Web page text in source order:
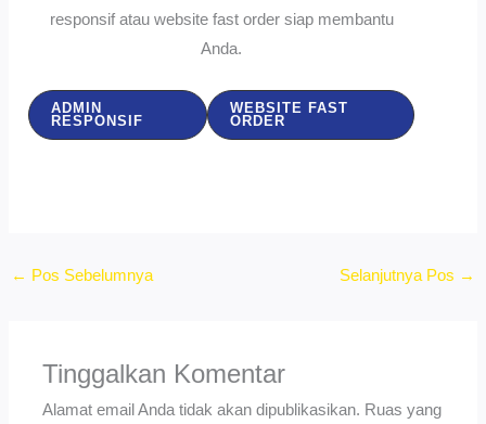
responsif atau website fast order siap membantu
Anda.
ADMIN
RESPONSIF
WEBSITE FAST
ORDER
← Pos Sebelumnya Selanjutnya Pos →
Tinggalkan Komentar
Alamat email Anda tidak akan dipublikasikan. Ruas yang